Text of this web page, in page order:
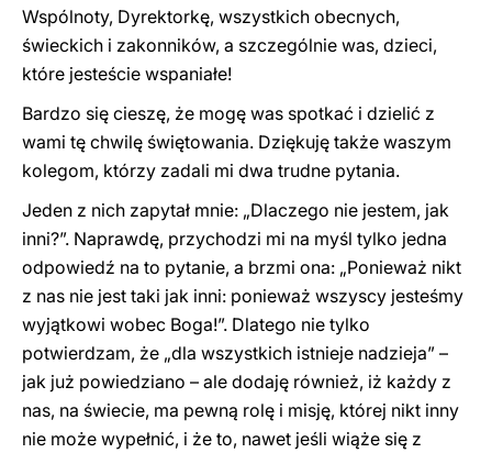
Wspólnoty, Dyrektorkę, wszystkich obecnych,
świeckich i zakonników, a szczególnie was, dzieci,
które jesteście wspaniałe!
Bardzo się cieszę, że mogę was spotkać i dzielić z
wami tę chwilę świętowania. Dziękuję także waszym
kolegom, którzy zadali mi dwa trudne pytania.
Jeden z nich zapytał mnie: „Dlaczego nie jestem, jak
inni?”. Naprawdę, przychodzi mi na myśl tylko jedna
odpowiedź na to pytanie, a brzmi ona: „Ponieważ nikt
z nas nie jest taki jak inni: ponieważ wszyscy jesteśmy
wyjątkowi wobec Boga!”. Dlatego nie tylko
potwierdzam, że „dla wszystkich istnieje nadzieja” –
jak już powiedziano – ale dodaję również, iż każdy z
nas, na świecie, ma pewną rolę i misję, której nikt inny
nie może wypełnić, i że to, nawet jeśli wiąże się z